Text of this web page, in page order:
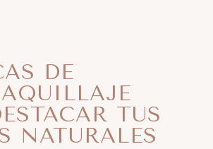
DE
TUS
NATURALES